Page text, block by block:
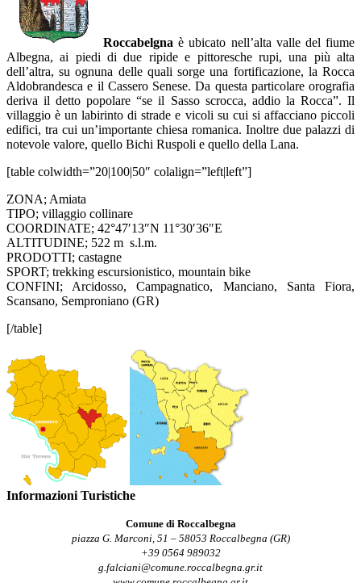
Roccabelgna è ubicato nell’alta valle del fiume
Albegna, ai piedi di due ripide e pittoresche rupi, una più alta
dell’altra, su ognuna delle quali sorge una fortificazione, la Rocca
Aldobrandesca e il Cassero Senese. Da questa particolare orografia
deriva il detto popolare “se il Sasso scrocca, addio la Rocca”. Il
villaggio è un labirinto di strade e vicoli su cui si affacciano piccoli
edifici, tra cui un’importante chiesa romanica. Inoltre due palazzi di
notevole valore, quello Bichi Ruspoli e quello della Lana.
[table colwidth=”20|100|50″ colalign=”left|left”]
ZONA; Amiata
TIPO; villaggio collinare
COORDINATE; 42°47′13″N 11°30′36″E
ALTITUDINE; 522 m s.l.m.
PRODOTTI; castagne
SPORT; trekking escursionistico, mountain bike
CONFINI; Arcidosso, Campagnatico, Manciano, Santa Fiora,
Scansano, Semproniano (GR)
[/table]
Informazioni Turistiche
Comune di Roccalbegna
piazza G. Marconi, 51 – 58053 Roccalbegna (GR)
+39 0564 989032
g.falciani@comune.roccalbegna.gr.it